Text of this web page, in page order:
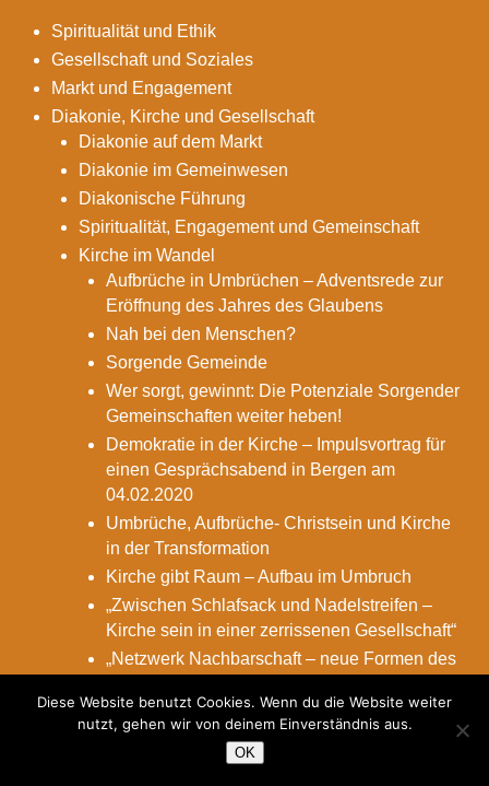
Spiritualität und Ethik
Gesellschaft und Soziales
Markt und Engagement
Diakonie, Kirche und Gesellschaft
Diakonie auf dem Markt
Diakonie im Gemeinwesen
Diakonische Führung
Spiritualität, Engagement und Gemeinschaft
Kirche im Wandel
Aufbrüche in Umbrüchen – Adventsrede zur
Eröffnung des Jahres des Glaubens
Nah bei den Menschen?
Sorgende Gemeinde
Wer sorgt, gewinnt: Die Potenziale Sorgender
Gemeinschaften weiter heben!
Demokratie in der Kirche – Impulsvortrag für
einen Gesprächsabend in Bergen am
04.02.2020
Umbrüche, Aufbrüche- Christsein und Kirche
in der Transformation
Kirche gibt Raum – Aufbau im Umbruch
„Zwischen Schlafsack und Nadelstreifen –
Kirche sein in einer zerrissenen Gesellschaft“
„Netzwerk Nachbarschaft – neue Formen des
Eine Ministry gegen die Einsamkeit:
Besuchsdienst als Schlüssel für Sorgende
Diese Website benutzt Cookies. Wenn du die Website weiter
nutzt, gehen wir von deinem Einverständnis aus.
OK